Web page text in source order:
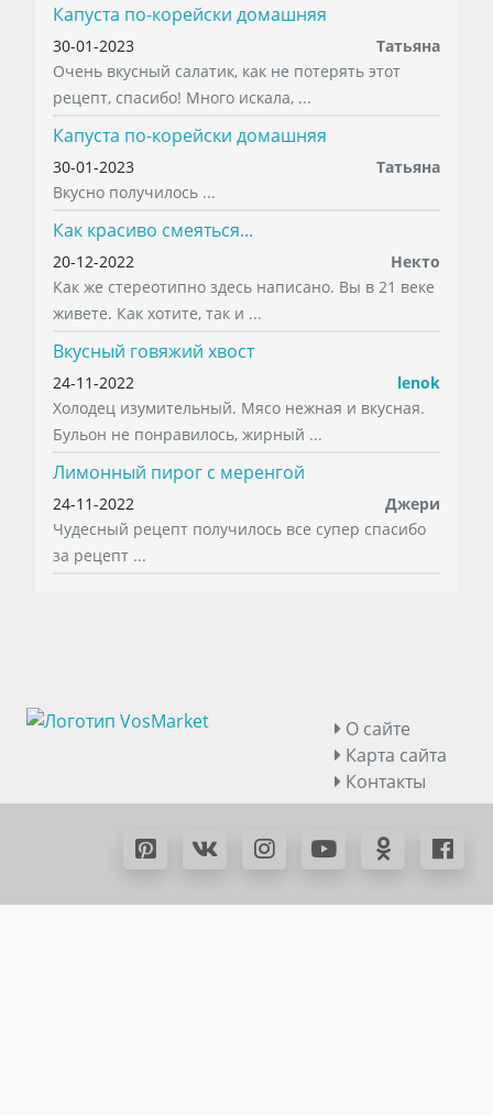
Капуста по-корейски домашняя
30-01-2023
Татьяна
Очень вкусный салатик, как не потерять этот
рецепт, спасибо! Много искала, ...
Капуста по-корейски домашняя
30-01-2023
Татьяна
Вкусно получилось ...
Как красиво смеяться...
20-12-2022
Некто
Как же стереотипно здесь написано. Вы в 21 веке
живете. Как хотите, так и ...
Вкусный говяжий хвост
24-11-2022
lenok
Холодец изумительный. Мясо нежная и вкусная.
Бульон не понравилось, жирный ...
Лимонный пирог с меренгой
24-11-2022
Джери
Чудесный рецепт получилось все супер спасибо
за рецепт ...
О сайте
Карта сайта
Контакты